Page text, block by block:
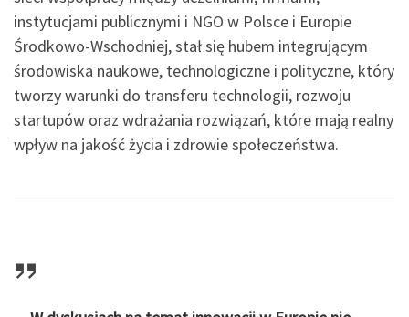
instytucjami publicznymi i NGO w Polsce i Europie
Środkowo-Wschodniej, stał się hubem integrującym
środowiska naukowe, technologiczne i polityczne, który
tworzy warunki do transferu technologii, rozwoju
startupów oraz wdrażania rozwiązań, które mają realny
wpływ na jakość życia i zdrowie społeczeństwa.